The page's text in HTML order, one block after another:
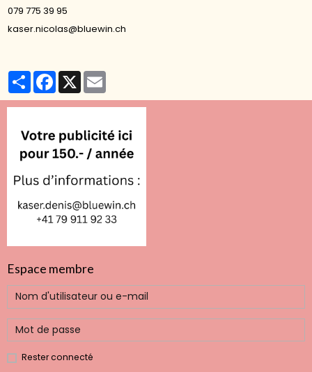
079 775 39 95
kaser.nicolas@bluewin.ch
PartagerFacebook
X
Espace membre
Rester connecté